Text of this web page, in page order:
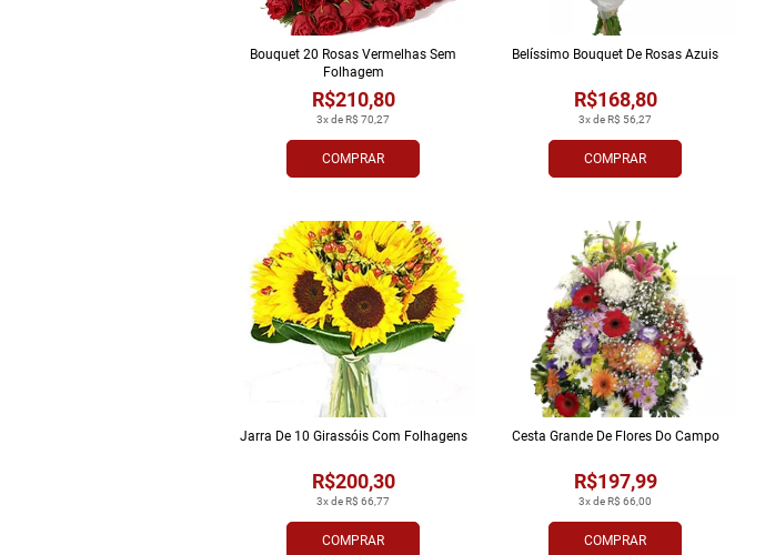
COMPRAR
3x de R$ 70,27
R$210,80
Bouquet 20 Rosas Vermelhas Sem
Folhagem
COMPRAR
3x de R$ 56,27
R$168,80
Belíssimo Bouquet De Rosas Azuis
COMPRAR
3x de R$ 66,77
R$200,30
Jarra De 10 Girassóis Com Folhagens
COMPRAR
3x de R$ 66,00
R$197,99
Cesta Grande De Flores Do Campo